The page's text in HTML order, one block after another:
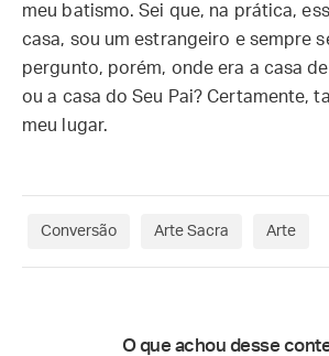
meu batismo. Sei que, na prática,
casa, sou um estrangeiro e sempre
pergunto, porém, onde era a casa
ou a casa do Seu Pai? Certamente,
meu lugar.
Conversão Arte Sacra Arte
O que achou desse